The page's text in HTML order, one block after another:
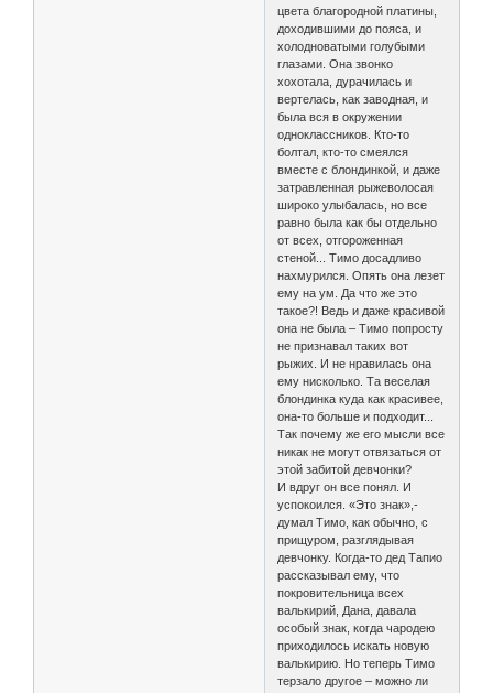
цвета благородной платины,
доходившими до пояса, и
холодноватыми голубыми
глазами. Она звонко
хохотала, дурачилась и
вертелась, как заводная, и
была вся в окружении
одноклассников. Кто-то
болтал, кто-то смеялся
вместе с блондинкой, и даже
затравленная рыжеволосая
широко улыбалась, но все
равно была как бы отдельно
от всех, отгороженная
стеной... Тимо досадливо
нахмурился. Опять она лезет
ему на ум. Да что же это
такое?! Ведь и даже красивой
она не была – Тимо попросту
не признавал таких вот
рыжих. И не нравилась она
ему нисколько. Та веселая
блондинка куда как красивее,
она-то больше и подходит...
Так почему же его мысли все
никак не могут отвязаться от
этой забитой девчонки?
И вдруг он все понял. И
успокоился. «Это знак»,-
думал Тимо, как обычно, с
прищуром, разглядывая
девчонку. Когда-то дед Тапио
рассказывал ему, что
покровительница всех
валькирий, Дана, давала
особый знак, когда чародею
приходилось искать новую
валькирию. Но теперь Тимо
терзало другое – можно ли